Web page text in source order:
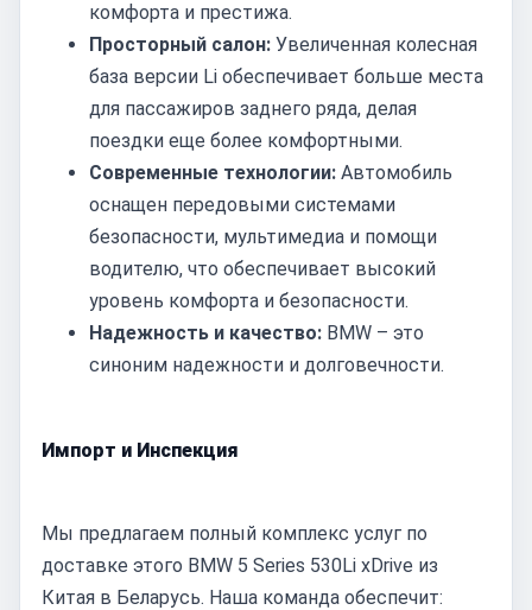
комфорта и престижа.
Просторный салон: Увеличенная колесная
база версии Li обеспечивает больше места
для пассажиров заднего ряда, делая
поездки еще более комфортными.
Современные технологии: Автомобиль
оснащен передовыми системами
безопасности, мультимедиа и помощи
водителю, что обеспечивает высокий
уровень комфорта и безопасности.
Надежность и качество: BMW – это
синоним надежности и долговечности.
Импорт и Инспекция
Мы предлагаем полный комплекс услуг по
доставке этого BMW 5 Series 530Li xDrive из
Китая в Беларусь. Наша команда обеспечит: